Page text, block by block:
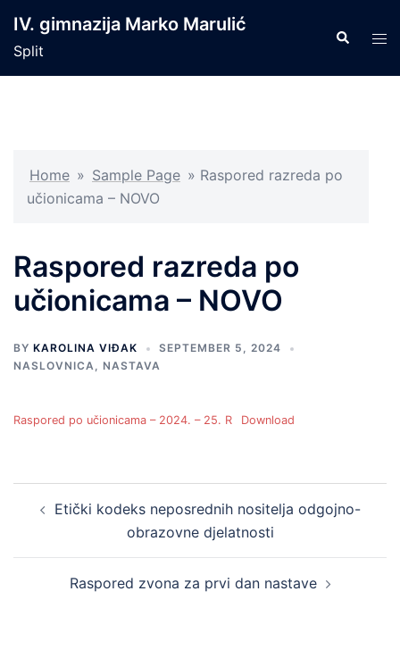
content
IV. gimnazija Marko Marulić
Split
Search
Home » Sample Page » Raspored razreda po
učionicama – NOVO
Raspored razreda po
učionicama – NOVO
BY KAROLINA VIĐAK
SEPTEMBER 5, 2024
NASLOVNICA, NASTAVA
Raspored po učionicama – 2024. – 25. R Download
navigation
Etički kodeks neposrednih nositelja odgojno-
obrazovne djelatnosti
Raspored zvona za prvi dan nastave